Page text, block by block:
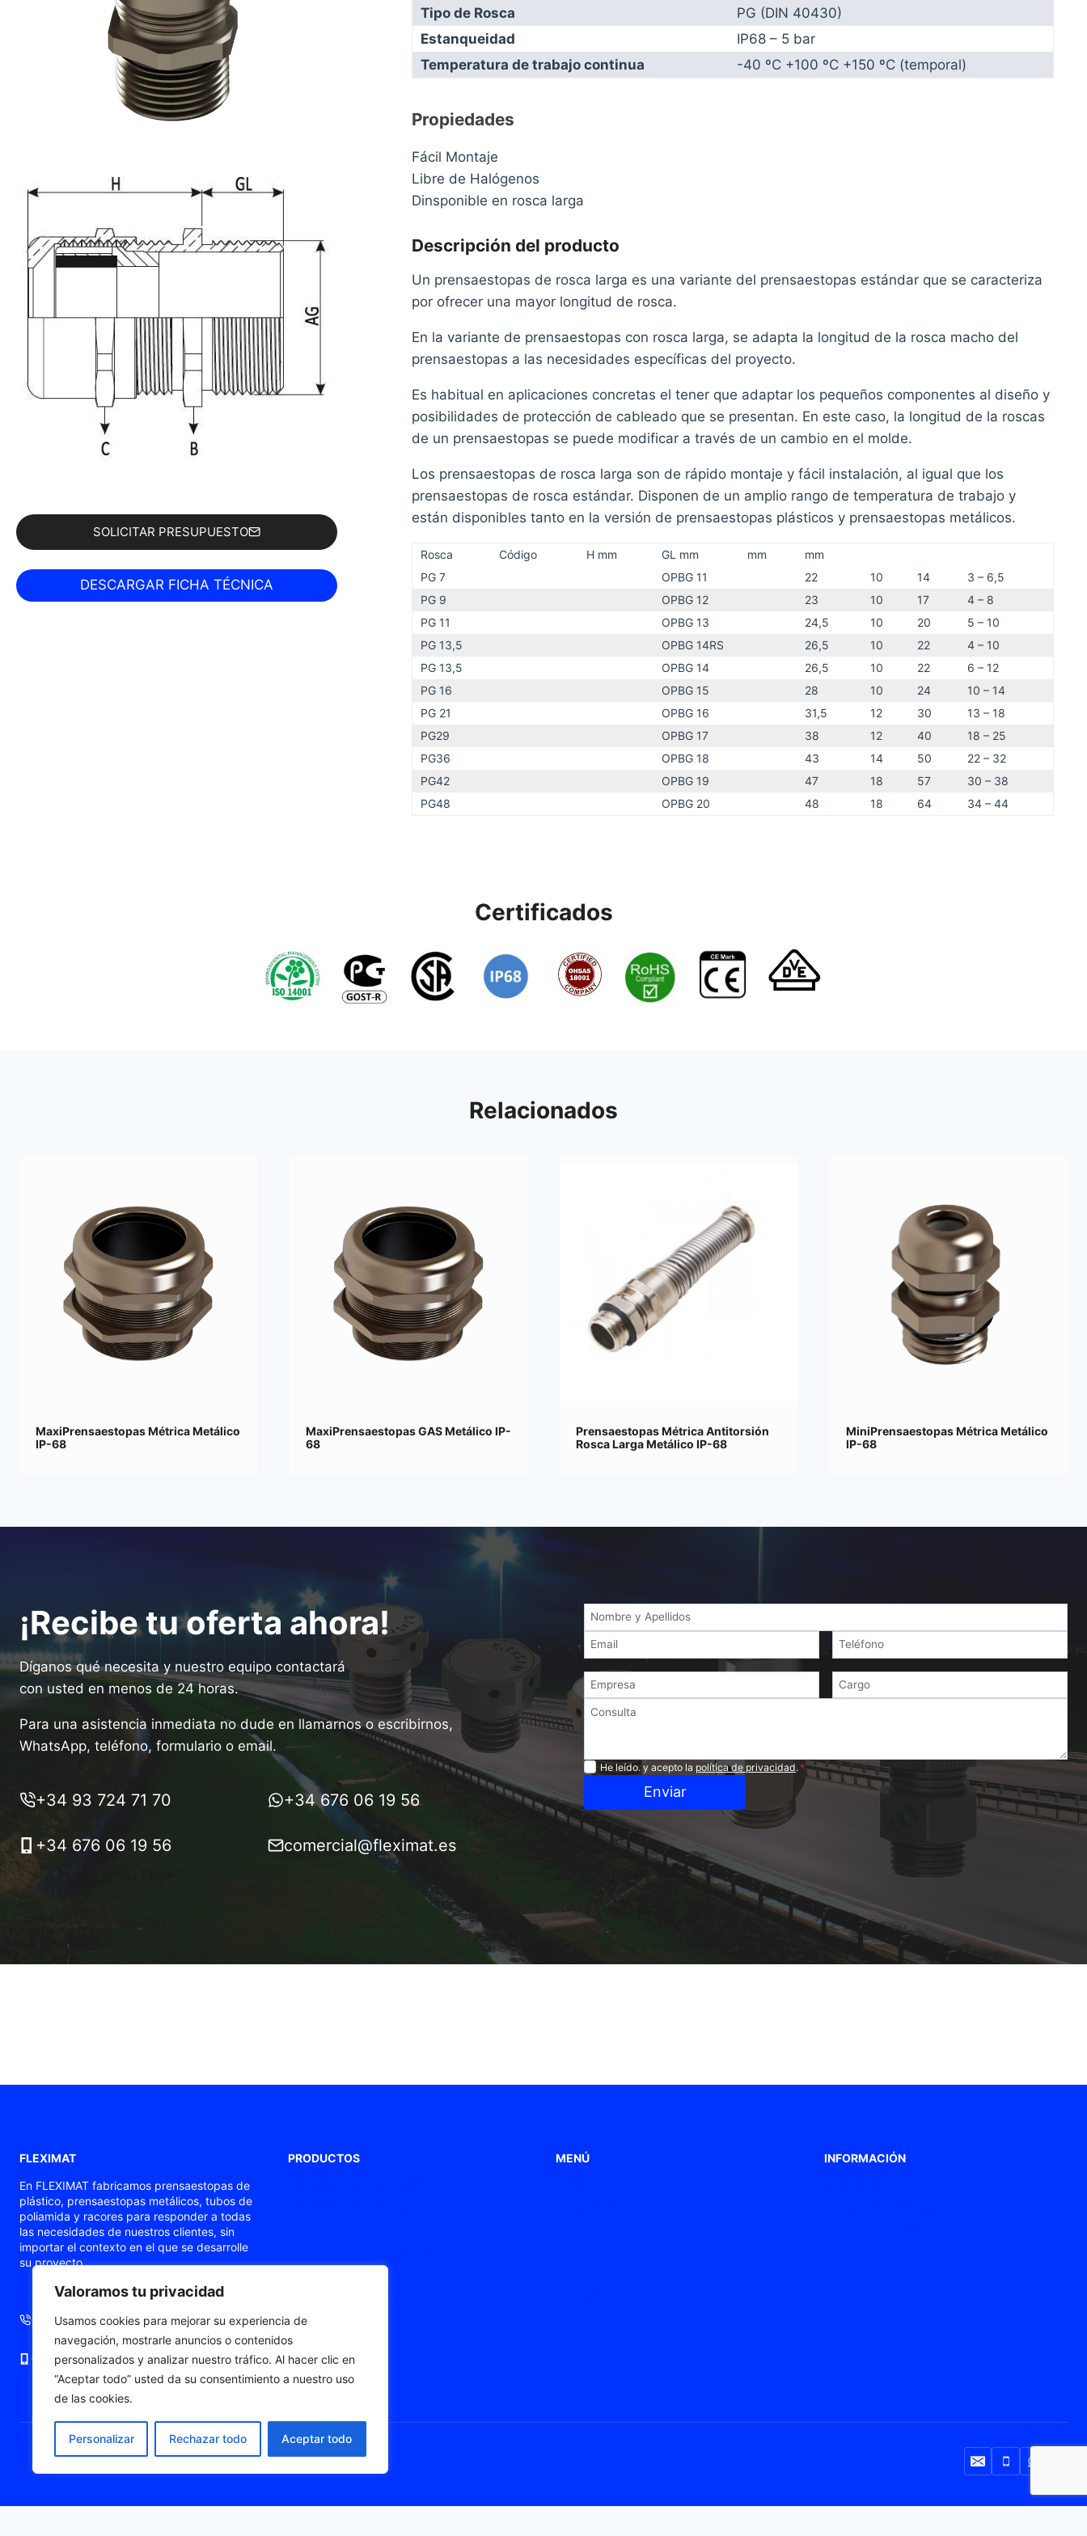
Valoramos tu privacidad
Usamos cookies para mejorar su experiencia de
navegación, mostrarle anuncios o contenidos
personalizados y analizar nuestro tráfico. Al hacer clic en
“Aceptar todo” usted da su consentimiento a nuestro uso
de las cookies.
Personalizar Rechazar todo Aceptar todo
SOLICITAR PRESUPUESTO
Tipo de Rosca
PG (DIN 40430)
Estanqueidad
IP68 – 5 bar
Temperatura de trabajo continua
-40 ºC +100 ºC +150 ºC (temporal)
Propiedades
Fácil Montaje
Libre de Halógenos
Dinsponible en rosca larga
Descripción del producto
Un prensaestopas de rosca larga es una variante del prensaestopas estándar que se caracteriza
por ofrecer una mayor longitud de rosca.
En la variante de prensaestopas con rosca larga, se adapta la longitud de la rosca macho del
prensaestopas a las necesidades específicas del proyecto.
Es habitual en aplicaciones concretas el tener que adaptar los pequeños componentes al diseño y
posibilidades de protección de cableado que se presentan. En este caso, la longitud de la roscas
de un prensaestopas se puede modificar a través de un cambio en el molde.
Los prensaestopas de rosca larga son de rápido montaje y fácil instalación, al igual que los
prensaestopas de rosca estándar. Disponen de un amplio rango de temperatura de trabajo y
están disponibles tanto en la versión de prensaestopas plásticos y prensaestopas metálicos.
Rosca Código H mm GL mm mm
mm
PG 7
OPBG 11 22 10 14
3 – 6,5
PG 9
OPBG 12 23 10 17
4 – 8
PG 11
OPBG 13 24,5 10 20
5 – 10
PG 13,5
OPBG 14RS 26,5 10 22
4 – 10
PG 13,5
OPBG 14 26,5 10 22
6 – 12
PG 16
OPBG 15 28 10 24
10 – 14
PG 21
OPBG 16 31,5 12 30
13 – 18
PG29
OPBG 17 38 12 40
18 – 25
PG36
OPBG 18 43 14 50
22 – 32
PG42
OPBG 19 47 18 57
30 – 38
PG48
OPBG 20 48 18 64 34 – 44
Certificados
Relacionados
MaxiPrensaestopas Métrica Metálico
IP-68
MaxiPrensaestopas GAS Metálico IP-
68
Prensaestopas Métrica Antitorsión
Rosca Larga Metálico IP-68
MiniPrensaestopas Métrica Metálico
IP-68
¡Recibe tu oferta ahora!
Díganos qué necesita y nuestro equipo contactará
con usted en menos de 24 horas.
Para una asistencia inmediata no dude en llamarnos o escribirnos,
WhatsApp, teléfono, formulario o email.
+34 93 724 71 70 +34 676 06 19 56
+34 676 06 19 56 comercial@fleximat.es
Privacidad
He leído. y acepto la política de privacidad. *
Enviar
FLEXIMAT
En FLEXIMAT fabricamos prensaestopas de
plástico, prensaestopas metálicos, tubos de
poliamida y racores para responder a todas
las necesidades de nuestros clientes, sin
importar el contexto en el que se desarrolle
su proyecto.
+34 93 724 71 70 +34 676 06 19 56
+34 676 06 19 56 comercial@fleximat.es
PRODUCTOS
Prensaestopas ATEX / Ex
MENÚ
INFORMACIÓN